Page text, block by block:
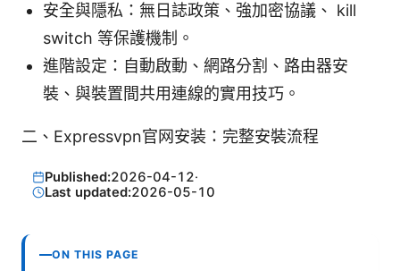
安全與隱私：無日誌政策、強加密協議、 kill
switch 等保護機制。
進階設定：自動啟動、網路分割、路由器安
裝、與裝置間共用連線的實用技巧。
二、Expressvpn官网安装：完整安裝流程
Published:2026-04-12·
Last updated:2026-05-10
ON THIS PAGE